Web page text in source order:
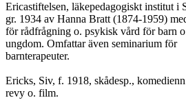
Ericastiftelsen, läkepedagogiskt institut i
gr. 1934 av Hanna Bratt (1874-1959)
för rådfrågning o. psykisk vård för barn
ungdom. Omfattar även seminarium för
barnterapeuter.
Ericks, Siv, f. 1918, skådesp.,
revy o. film.